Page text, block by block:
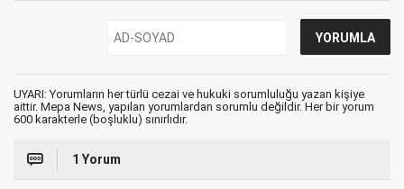
UYARI: Yorumların her türlü cezai ve hukuki sorumluluğu yazan kişiye
aittir. Mepa News, yapılan yorumlardan sorumlu değildir. Her bir yorum
600 karakterle (boşluklu) sınırlıdır.
1 Yorum